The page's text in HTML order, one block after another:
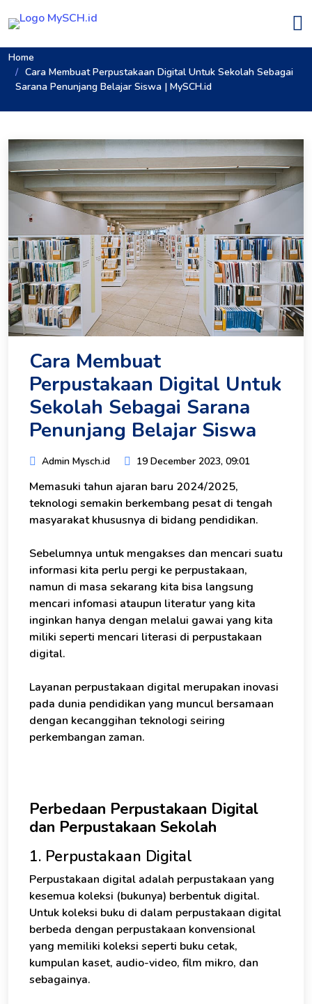
Home
Cara Membuat Perpustakaan Digital Untuk Sekolah Sebagai
Sarana Penunjang Belajar Siswa | MySCH.id
Cara Membuat
Perpustakaan Digital Untuk
Sekolah Sebagai Sarana
Penunjang Belajar Siswa
Admin Mysch.id 19 December 2023, 09:01
Memasuki tahun ajaran baru 2024/2025,
teknologi semakin berkembang pesat di tengah
masyarakat khususnya di bidang pendidikan.
Sebelumnya untuk mengakses dan mencari suatu
informasi kita perlu pergi ke perpustakaan,
namun di masa sekarang kita bisa langsung
mencari infomasi ataupun literatur yang kita
inginkan hanya dengan melalui gawai yang kita
miliki seperti mencari literasi di perpustakaan
digital.
Layanan perpustakaan digital merupakan inovasi
pada dunia pendidikan yang muncul bersamaan
dengan kecanggihan teknologi seiring
perkembangan zaman.
Perbedaan Perpustakaan Digital
dan Perpustakaan Sekolah
1. Perpustakaan Digital
Perpustakaan digital adalah perpustakaan yang
kesemua koleksi (bukunya) berbentuk digital.
Untuk koleksi buku di dalam perpustakaan digital
berbeda dengan perpustakaan konvensional
yang memiliki koleksi seperti buku cetak,
kumpulan kaset, audio-video, film mikro, dan
sebagainya.